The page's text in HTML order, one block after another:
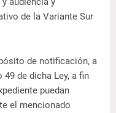
de la Variante Sur
de notificación, a
de dicha Ley, a fin
puedan
el mencionado